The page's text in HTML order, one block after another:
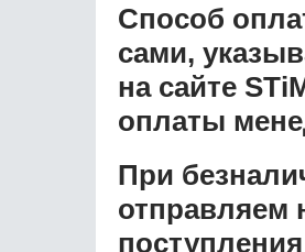
Способ
сами,
на сайте
оплаты
При
отправляем